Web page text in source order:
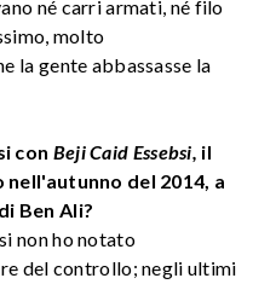
né carri armati, né filo
molto
la gente abbassasse la
con Beji Caid Essebsi, il
del 2014, a
Ben Ali?
non ho notato
del controllo; negli ultimi